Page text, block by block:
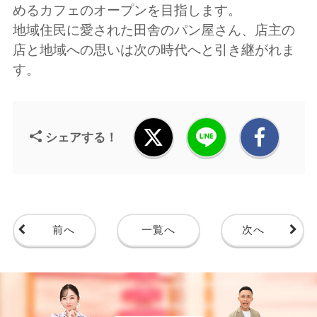
めるカフェのオープンを目指します。
地域住民に愛された田舎のパン屋さん、店主の
店と地域への思いは次の時代へと引き継がれま
す。
シェアする！
前へ 一覧へ 次へ